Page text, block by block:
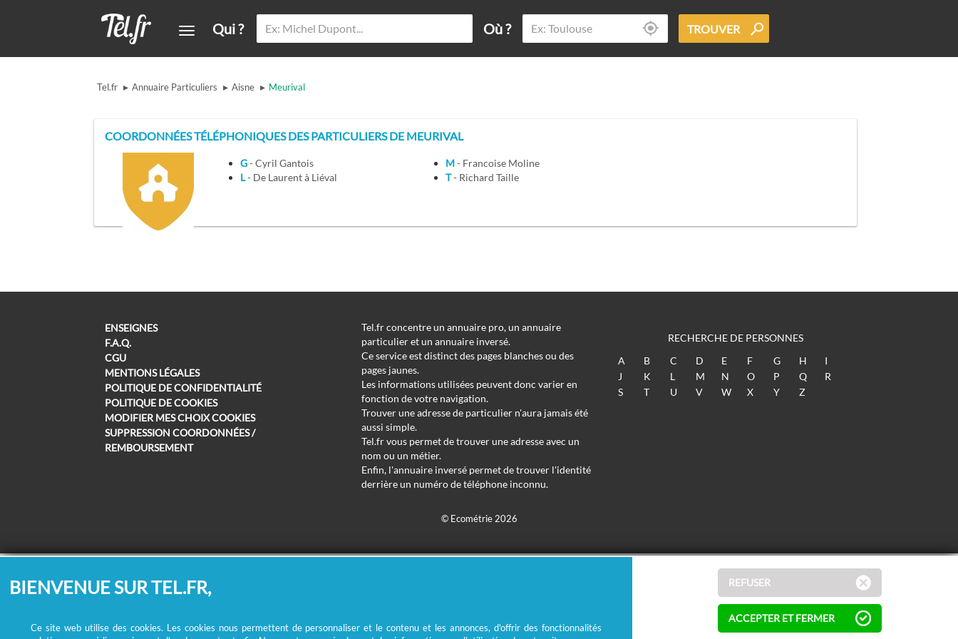
Qui ? Où ? TROUVER
Tel.fr ▸ Annuaire Particuliers ▸ Aisne ▸ Meurival
COORDONNÉES TÉLÉPHONIQUES DES PARTICULIERS DE MEURIVAL
G
- Cyril Gantois
L
- De Laurent à Liéval
M
- Francoise Moline
T
- Richard Taille
ENSEIGNES
F.A.Q.
CGU
MENTIONS LÉGALES
POLITIQUE DE CONFIDENTIALITÉ
POLITIQUE DE COOKIES
MODIFIER MES CHOIX COOKIES
SUPPRESSION COORDONNÉES /
REMBOURSEMENT
Tel.fr concentre un annuaire pro, un annuaire
particulier et un annuaire inversé.
Ce service est distinct des pages blanches ou des
pages jaunes.
Les informations utilisées peuvent donc varier en
fonction de votre navigation.
Trouver une adresse de particulier n'aura jamais été
aussi simple.
Tel.fr vous permet de trouver une adresse avec un
nom ou un métier.
Enfin, l'annuaire inversé permet de trouver l'identité
derrière un numéro de téléphone inconnu.
RECHERCHE DE PERSONNES
A
B C D E F G H
I
J
K L M N O P Q
R
S
T U V W X Y Z
© Ecométrie 2026
BIENVENUE SUR TEL.FR,
Ce site web utilise des cookies. Les cookies nous permettent de personnaliser et le contenu et les annonces, d'offrir des fonctionnalités
REFUSER
ACCEPTER ET FERMER